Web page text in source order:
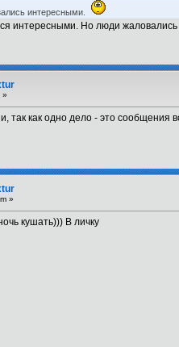
интересными.
интересными. Но люди
»
так как одно дело - это
»
кушать))) В личку